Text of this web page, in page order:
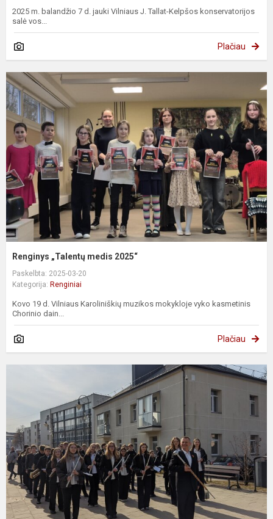
2025 m. balandžio 7 d. jauki Vilniaus J. Tallat-Kelpšos konservatorijos
salė vos...
Plačiau
Renginys „Talentų medis 2025“
Paskelbta: 2025-03-20
Kategorija: Renginiai
Kovo 19 d. Vilniaus Karoliniškių muzikos mokykloje vyko kasmetinis
Chorinio dain...
Plačiau